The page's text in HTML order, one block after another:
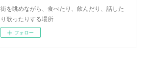
街を眺めながら、食べたり、飲んだり、話した
り歌ったりする場所
フォロー